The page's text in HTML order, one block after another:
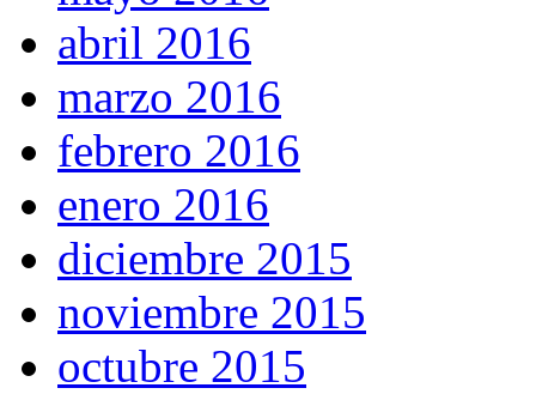
abril 2016
marzo 2016
febrero 2016
enero 2016
diciembre 2015
noviembre 2015
octubre 2015